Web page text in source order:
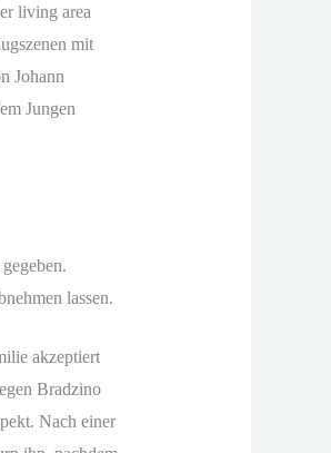
living area
mit
Johann
Jungen
lassen.
akzeptiert
Bradzino
Nach einer